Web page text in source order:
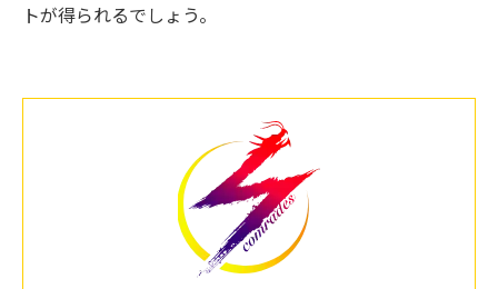
トが得られるでしょう。